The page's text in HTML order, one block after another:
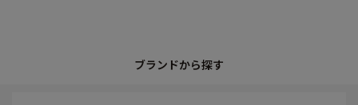
ブランドから探す